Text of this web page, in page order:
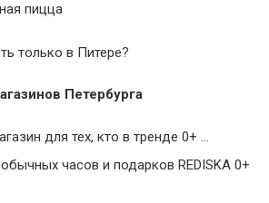
пицца
только в Питере?
Петербурга
для тех, кто в тренде 0+ …
часов и подарков REDISKA 0+